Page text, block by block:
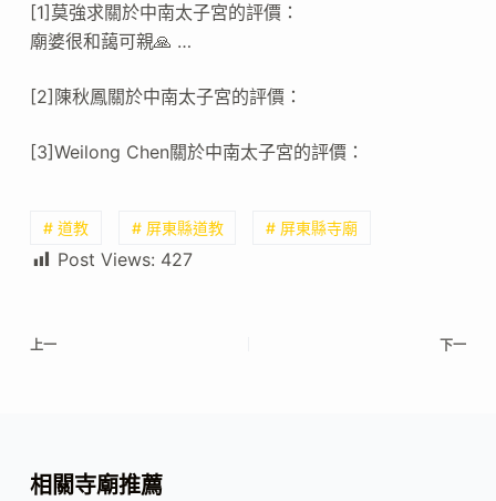
[1]莫強求關於中南太子宮的評價：
廟婆很和藹可親🙏 …
[2]陳秋鳳關於中南太子宮的評價：
[3]Weilong Chen關於中南太子宮的評價：
# 道教 # 屏東縣道教 # 屏東縣寺廟
Post Views: 427
上一 下一
相關寺廟推薦